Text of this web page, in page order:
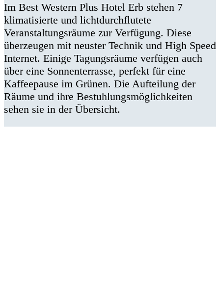
Im Best Western Plus Hotel Erb stehen 7
klimatisierte und lichtdurchflutete
Veranstaltungsräume zur Verfügung. Diese
überzeugen mit neuster Technik und High Speed
Internet. Einige Tagungsräume verfügen auch
über eine Sonnenterrasse, perfekt für eine
Kaffeepause im Grünen. Die Aufteilung der
Räume und ihre Bestuhlungsmöglichkeiten
sehen sie in der Übersicht.